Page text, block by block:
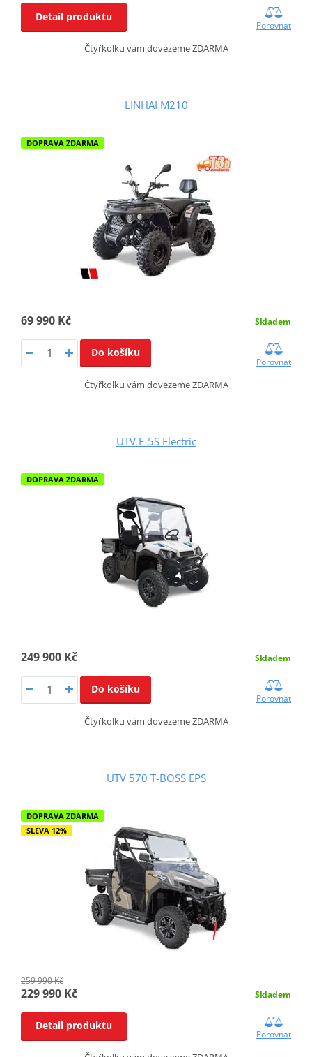
Detail produktu
Porovnat
Čtyřkolku vám dovezeme ZDARMA
LINHAI M210
DOPRAVA ZDARMA
69 990 Kč Skladem
Do košíku
Porovnat
Čtyřkolku vám dovezeme ZDARMA
UTV E-5S Electric
DOPRAVA ZDARMA
249 900 Kč Skladem
Do košíku
Porovnat
Čtyřkolku vám dovezeme ZDARMA
UTV 570 T-BOSS EPS
DOPRAVA ZDARMA
SLEVA 12%
259 990 Kč
229 990 Kč Skladem
Detail produktu
Porovnat